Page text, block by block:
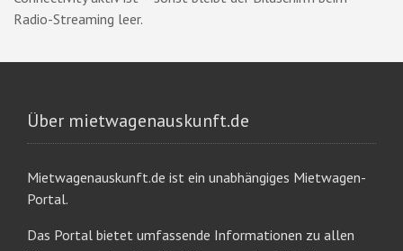
Radio-Streaming leer.
Über mietwagenauskunft.de
Mietwagenauskunft.de ist ein unabhängiges Mietwagen-
Portal.
Das Portal bietet umfassende Informationen zu allen